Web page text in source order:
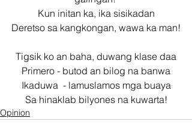
Kun initan ka, ika sisikadan
Deretso sa kangkongan, wawa ka man!
Tigsik ko an baha, duwang klase daa
Primero - butod an bilog na banwa
Ikaduwa  - lamuslamos mga buaya
Sa hinaklab bilyones na kuwarta!
Opinion